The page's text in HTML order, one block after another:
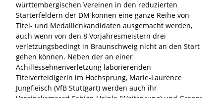
württembergischen Vereinen in den reduzierten
Starterfeldern der DM können eine ganze Reihe von
Titel- und Medaillenkandidaten ausgemacht werden,
auch wenn von den 8 Vorjahresmeistern drei
verletzungsbedingt in Braunschweig nicht an den Start
gehen können. Neben der an einer
Achillessehnenverletzung laborierenden
Titelverteidigerin im Hochsprung, Marie-Laurence
Jungfleisch (VfB Stuttgart) werden auch ihr